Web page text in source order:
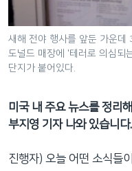
션
으
동
검
으
새해 전야 행사를 앞둔 가운데
도널드 매장에 '테러로 의심되
단지가 붙어있다.
미국 내 주요 뉴스를 정리
부지영 기자 나와 있습니다.
진행자) 오늘 어떤 소식들